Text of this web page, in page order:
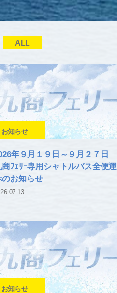
ALL
お知らせ
年９月１９日～９月２７日
商ﾌｪﾘｰ専用シャトルバス全便運
のお知らせ
お知らせ